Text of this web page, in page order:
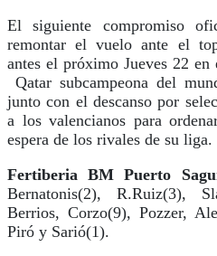
El siguiente compromiso
remontar el vuelo ante el
antes el próximo Jueves 22
Qatar subcampeona del
junto con el descanso por
a los valencianos para
espera de los rivales de su liga.
Fertiberia BM Puerto
Bernatonis(2), R.Ruiz(3),
Berrios, Corzo(9), Pozzer,
Piró y Sarió(1).